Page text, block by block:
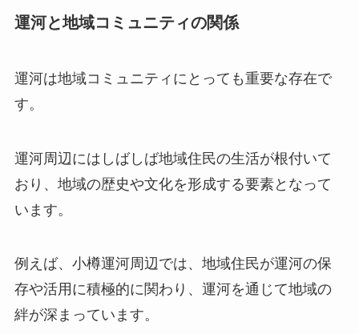
運河と地域コミュニティの関係
運河は地域コミュニティにとっても重要な存在で
す。
運河周辺にはしばしば地域住民の生活が根付いて
おり、地域の歴史や文化を形成する要素となって
います。
例えば、小樽運河周辺では、地域住民が運河の保
存や活用に積極的に関わり、運河を通じて地域の
絆が深まっています。